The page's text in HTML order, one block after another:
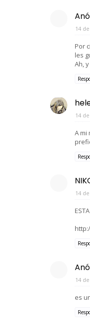
14
Por
les
Ah,
14
A mi
14
14
es